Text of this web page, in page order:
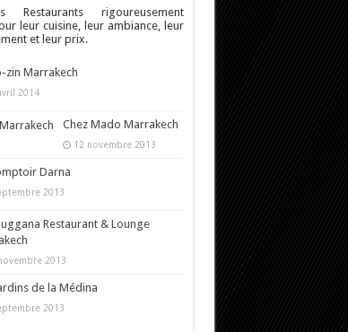
Restaurants rigoureusement
leur cuisine, leur ambiance, leur
et leur prix.
zin Marrakech
2014
Chez Mado Marrakech
12 novembre 2013
Darna
2013
Restaurant & Lounge
2013
de la Médina
2013